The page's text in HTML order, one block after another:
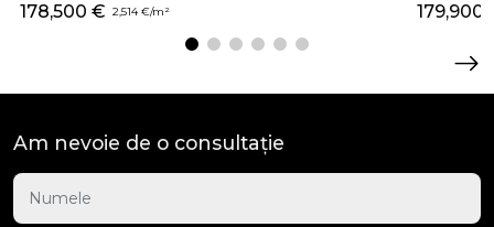
178,500 € 2,514 €/m² 179,900
Am nevoie de o consultație